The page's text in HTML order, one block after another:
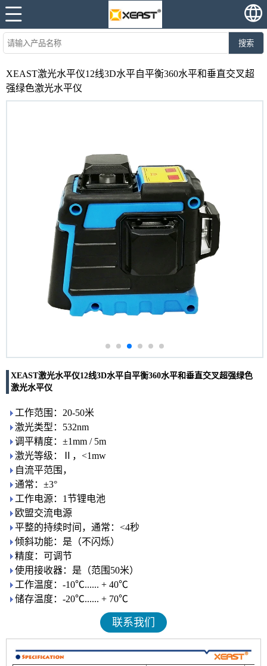
搜索
XEAST激光水平仪12线3D水平自平衡360水平和垂直交叉超
强绿色激光水平仪
XEAST激光水平仪12线3D水平自平衡360水平和垂直交叉超强绿色
激光水平仪
工作范围：20-50米
激光类型：532nm
调平精度：±1mm / 5m
激光等级：Ⅱ，<1mw
自流平范围，
通常：±3°
工作电源：1节锂电池
欧盟交流电源
平整的持续时间，通常：<4秒
倾斜功能：是（不闪烁）
精度：可调节
使用接收器：是（范围50米）
工作温度：-10℃...... + 40℃
储存温度：-20℃...... + 70℃
联系我们